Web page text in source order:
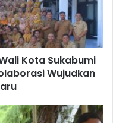
Kota Sukabumi
Wujudkan